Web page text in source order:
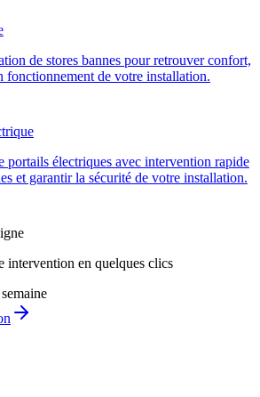
de stores bannes pour retrouver confort,
fonctionnement de votre installation.
portails électriques avec intervention rapide
et garantir la sécurité de votre installation.
intervention en quelques clics